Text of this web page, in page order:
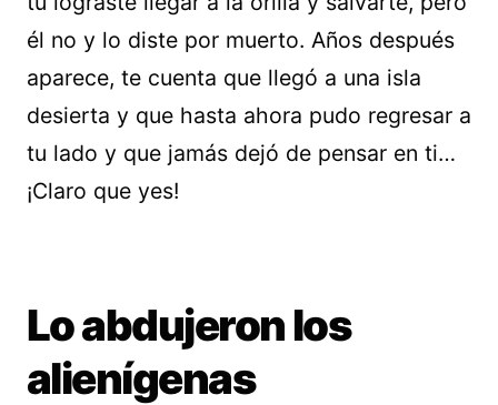
él no y lo diste por muerto. Años después
aparece, te cuenta que llegó a una isla
desierta y que hasta ahora pudo regresar a
tu lado y que jamás dejó de pensar en ti…
¡Claro que yes!
Lo abdujeron los
alienígenas